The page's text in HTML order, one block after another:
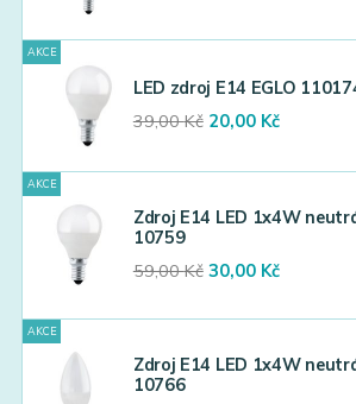
was:
is:
AKCE
LED zdroj E14 EGLO
39,00Kč Original
was:
20,00 KčCurrent
is:
AKCE
Zdroj E14 LED 1x4W
10759
59,00Kč Original
was:
30,00 KčCurrent
is:
AKCE
Zdroj E14 LED 1x4W
10766